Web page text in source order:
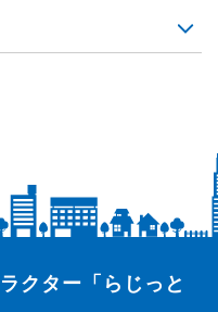
クター「らじっと